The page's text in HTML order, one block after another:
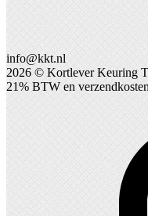
info@kkt.nl
2026 © Kortlever Keuring
21% BTW en